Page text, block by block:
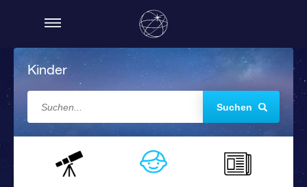
Kinder
Suchen